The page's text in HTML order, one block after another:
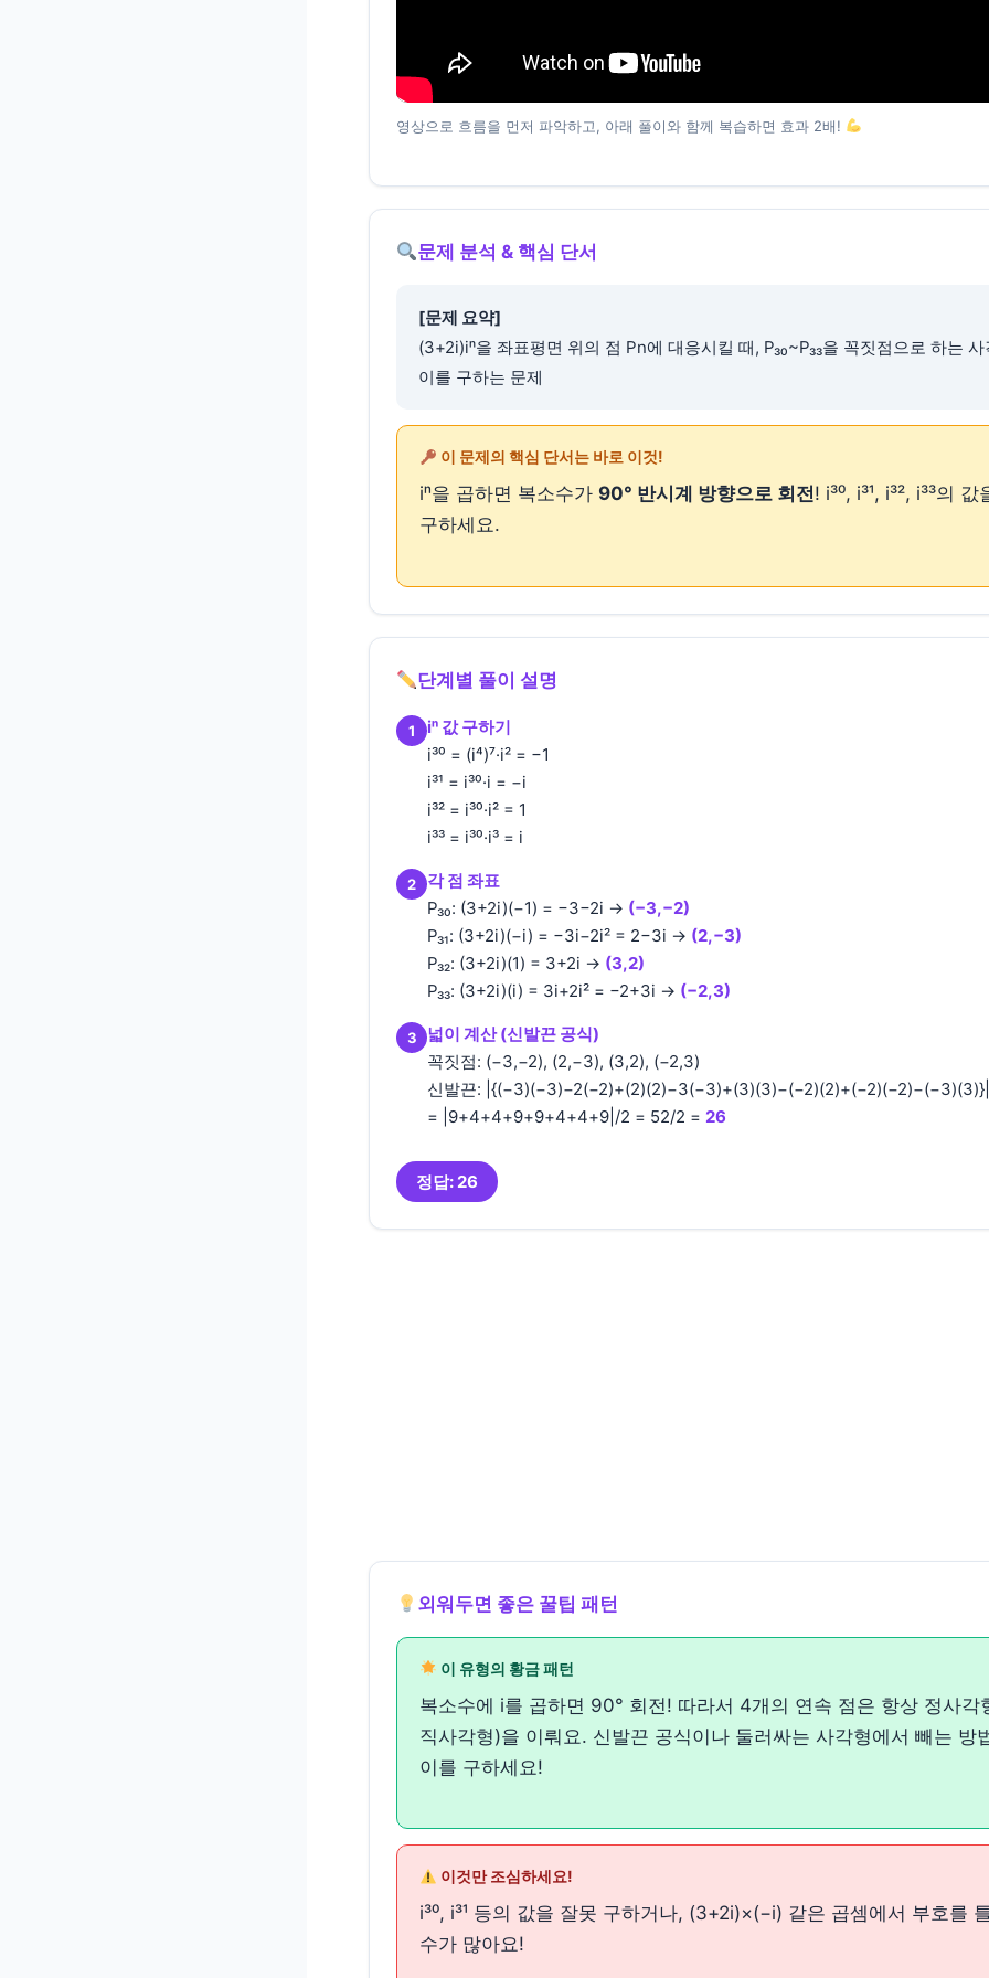
영상으로 흐름을 먼저 파악하고, 아래 풀이와 함께 복습하면 효과 2배!
문제 분석 & 핵심 단서
[문제 요약]
(3+2i)iⁿ을 좌표평면 위의 점 Pn에 대응시킬 때, P₃₀~P₃₃을 꼭짓점으로 하는
이를 구하는 문제
이 문제의 핵심 단서는 바로 이것!
iⁿ을 곱하면 복소수가 90° 반시계 방향으로 회전! i³⁰, i³¹, i³², i³³의
구하세요.
단계별 풀이 설명
1
iⁿ 값 구하기
i³⁰ = (i⁴)⁷·i² = −1
i³¹ = i³⁰·i = −i
i³² = i³⁰·i² = 1
i³³ = i³⁰·i³ = i
2
각 점 좌표
P₃₀: (3+2i)(−1) = −3−2i → (−3,−2)
P₃₁: (3+2i)(−i) = −3i−2i² = 2−3i → (2,−3)
P₃₂: (3+2i)(1) = 3+2i → (3,2)
P₃₃: (3+2i)(i) = 3i+2i² = −2+3i → (−2,3)
3
넓이 계산 (신발끈 공식)
꼭짓점: (−3,−2), (2,−3), (3,2), (−2,3)
신발끈:
= |9+4+4+9+9+4+4+9|/2 = 52/2 = 26
정답: 26
외워두면 좋은 꿀팁 패턴
이 유형의 황금 패턴
복소수에 i를 곱하면 90° 회전! 따라서 4개의 연속 점은 항상 정사각
직사각형)을 이뤄요. 신발끈 공식이나 둘러싸는 사각형에서 빼는 방
이를 구하세요!
이것만 조심하세요!
i³⁰, i³¹ 등의 값을 잘못 구하거나, (3+2i)×(−i) 같은 곱셈에서 부호를
수가 많아요!